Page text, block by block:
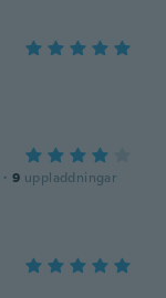
· 9 uppladdningar